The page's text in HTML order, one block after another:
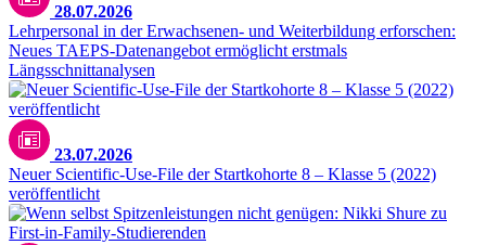
28.07.2026
Lehrpersonal in der Erwachsenen- und Weiterbildung erforschen:
Neues TAEPS-Datenangebot ermöglicht erstmals
Längsschnittanalysen
23.07.2026
Neuer Scientific-Use-File der Startkohorte 8 – Klasse 5 (2022)
veröffentlicht